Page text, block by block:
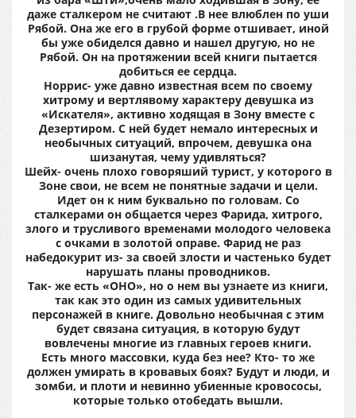
даже сталкером не считают .В нее влюблен по уши
Рябой. Она же его в грубой форме отшивает, иной
бы уже обиделся давно и нашел другую, но не
Рябой. Он на протяжении всей книги пытается
добиться ее сердца.
Норрис- уже давно известная всем по своему
хитрому и вертлявому характеру девушка из
«Искателя», активно ходящая в Зону вместе с
Дезертиром. С ней будет немало интересных и
необычных ситуаций, впрочем, девушка она
шизанутая, чему удивляться?
Шейх- очень плохо говоряший турист, у которого в
Зоне свои, не всем не понятные задачи и цели.
Идет он к ним буквально по головам. Со
сталкерами он общается через Фарида, хитрого,
злого и трусливого временами молодого человека
с очками в золотой оправе. Фарид не раз
набедокурит из- за своей злости и частенько будет
нарушать планы проводников.
Так- же есть «ОНО», но о нем вы узнаете из книги,
так как это один из самых удивительных
персонажей в книге. Довольно необычная с этим
будет связана ситуация, в которую будут
вовлечены многие из главных героев книги.
Есть много массовки, куда без нее? Кто- то же
должен умирать в кровавых боях? Будут и люди, и
зомби, и плоти и невинно убиенные кровососы,
которые только отобедать вышли.